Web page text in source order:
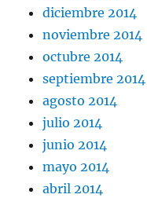
diciembre 2014
noviembre 2014
octubre 2014
septiembre 2014
agosto 2014
julio 2014
junio 2014
mayo 2014
abril 2014